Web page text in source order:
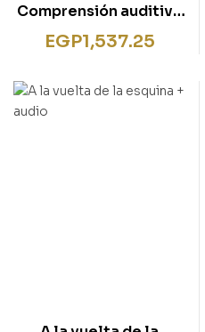
Comprensión auditiva
(A2-B1)
EGP1,537.25